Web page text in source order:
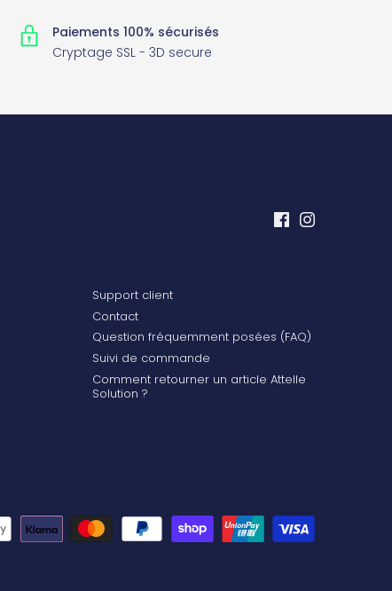
Paiements 100% sécurisés
Cryptage SSL - 3D secure
Support client
Contact
Question fréquemment posées (FAQ)
Suivi de commande
Comment retourner un article Attelle
Solution ?